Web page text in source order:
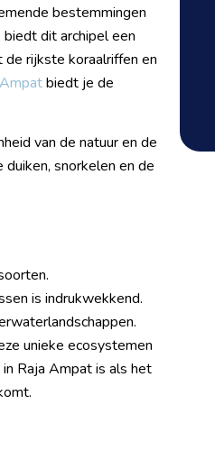
bestemmingen
dit archipel een
rijkste koraalriffen en
biedt je de
van de natuur en de
snorkelen en de
is indrukwekkend.
unieke ecosystemen
Raja Ampat is als het